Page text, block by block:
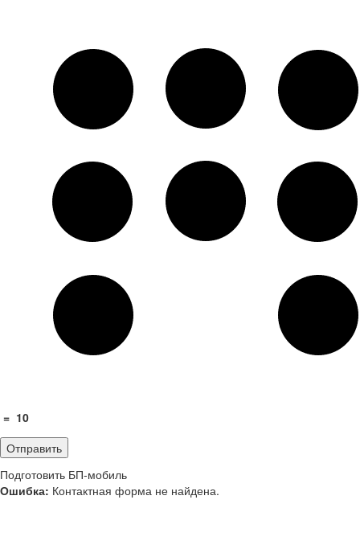
= 10
Подготовить БП-мобиль
Ошибка: Контактная форма не найдена.